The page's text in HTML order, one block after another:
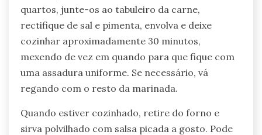
quartos, junte-os ao tabuleiro da carne,
rectifique de sal e pimenta, envolva e deixe
cozinhar aproximadamente 30 minutos,
mexendo de vez em quando para que fique com
uma assadura uniforme. Se necessário, vá
regando com o resto da marinada.
Quando estiver cozinhado, retire do forno e
sirva polvilhado com salsa picada a gosto. Pode